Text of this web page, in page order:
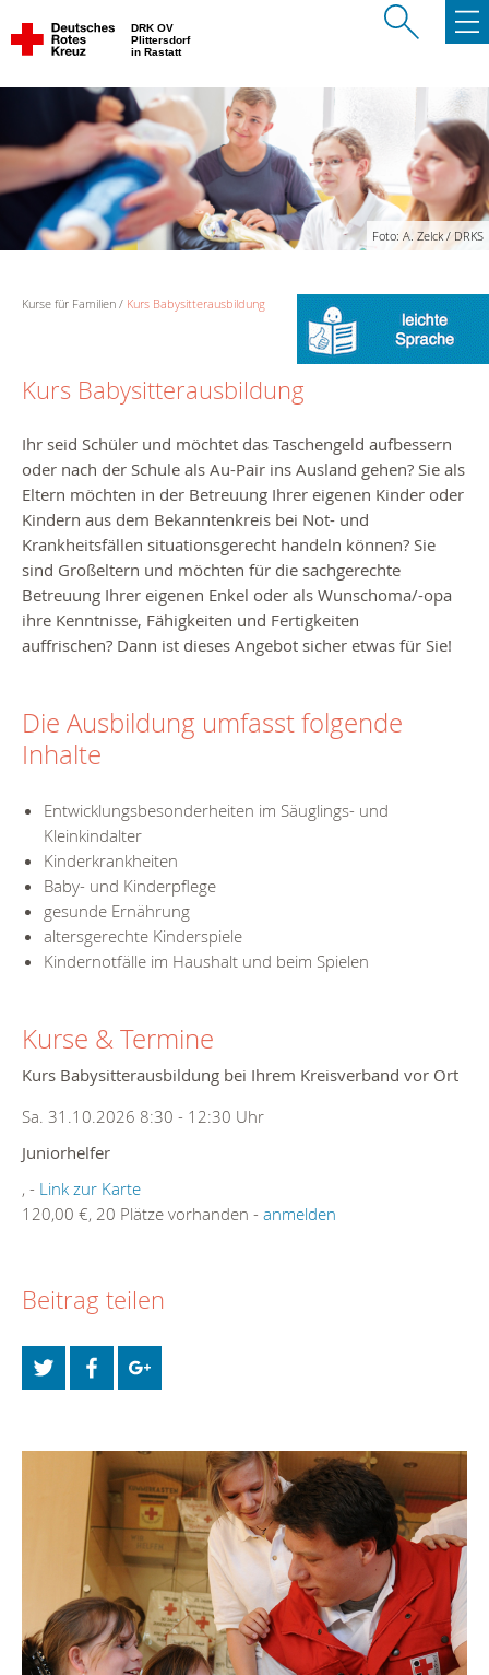
DRK OV
Plittersdorf
in Rastatt
Foto: A. Zelck / DRKS
Kurse für Familien Kurs Babysitterausbildung
Kurs Babysitterausbildung
Ihr seid Schüler und möchtet das Taschengeld aufbessern
oder nach der Schule als Au-Pair ins Ausland gehen? Sie als
Eltern möchten in der Betreuung Ihrer eigenen Kinder oder
Kindern aus dem Bekanntenkreis bei Not- und
Krankheitsfällen situationsgerecht handeln können? Sie
sind Großeltern und möchten für die sachgerechte
Betreuung Ihrer eigenen Enkel oder als Wunschoma/-opa
ihre Kenntnisse, Fähigkeiten und Fertigkeiten
auffrischen? Dann ist dieses Angebot sicher etwas für Sie!
Die Ausbildung umfasst folgende
Inhalte
Entwicklungsbesonderheiten im Säuglings- und
Kleinkindalter
Kinderkrankheiten
Baby- und Kinderpflege
gesunde Ernährung
altersgerechte Kinderspiele
Kindernotfälle im Haushalt und beim Spielen
Kurse & Termine
Kurs Babysitterausbildung bei Ihrem Kreisverband vor Ort
Sa. 31.10.2026 8:30 - 12:30 Uhr
Juniorhelfer
, - Link zur Karte
120,00 €, 20 Plätze vorhanden - anmelden
Beitrag teilen